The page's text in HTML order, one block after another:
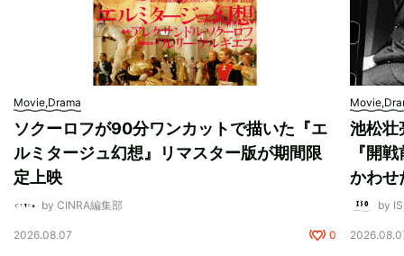
Movie,Drama
ソクーロフが90分ワンカットで描いた『エ
ルミタージュ幻想』リマスター版が期間限
定上映
by CINRA編集部
2026.08.07 0
池松壮
『開
かわせ
by